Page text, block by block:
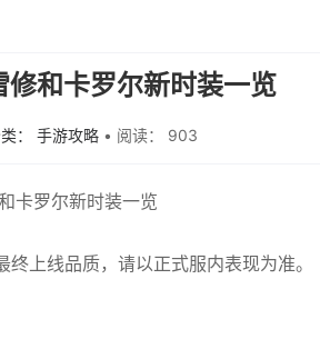
和卡罗尔新时装一览
： 手游攻略 • 阅读： 903
卡罗尔新时装一览
上线品质，请以正式服内表现为准。